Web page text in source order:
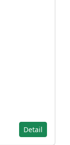
Detail